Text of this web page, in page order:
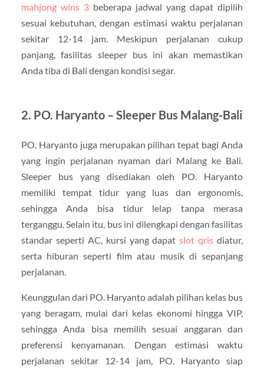
mahjong wins 3beberapa jadwal yang dapat dipilih
sesuai kebutuhan, dengan estimasi waktu perjalanan
sekitar 12-14 jam. Meskipun perjalanan cukup
panjang, fasilitas sleeper bus ini akan memastikan
Anda tiba di Bali dengan kondisi segar.
2. PO. Haryanto – Sleeper Bus Malang-Bali
PO. Haryanto juga merupakan pilihan tepat bagi Anda
yang ingin perjalanan nyaman dari Malang ke Bali.
Sleeper bus yang disediakan oleh PO. Haryanto
memiliki tempat tidur yang luas dan ergonomis,
sehingga Anda bisa tidur lelap tanpa merasa
terganggu. Selain itu, bus ini dilengkapi dengan fasilitas
standar seperti AC, kursi yang dapatslot qris diatur,
serta hiburan seperti film atau musik di sepanjang
perjalanan.
Keunggulan dari PO. Haryanto adalah pilihan kelas bus
yang beragam, mulai dari kelas ekonomi hingga VIP,
sehingga Anda bisa memilih sesuai anggaran dan
preferensi kenyamanan. Dengan estimasi waktu
perjalanan sekitar 12-14 jam, PO. Haryanto siap